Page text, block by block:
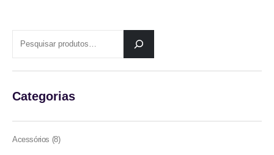
Categorias
Acessórios 88